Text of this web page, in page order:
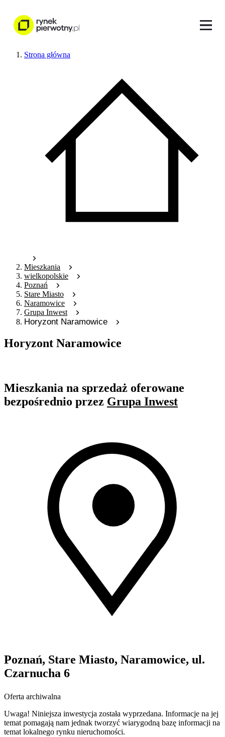
Strona główna
Mieszkania
wielkopolskie
Poznań
Stare Miasto
Naramowice
Grupa Inwest
Horyzont Naramowice
Horyzont Naramowice
Mieszkania na sprzedaż oferowane
bezpośrednio przez Grupa Inwest
Poznań, Stare Miasto, Naramowice, ul.
Czarnucha 6
Oferta archiwalna
Uwaga! Niniejsza inwestycja została wyprzedana. Informacje na jej
temat pomagają nam jednak tworzyć wiarygodną bazę informacji na
temat lokalnego rynku nieruchomości.